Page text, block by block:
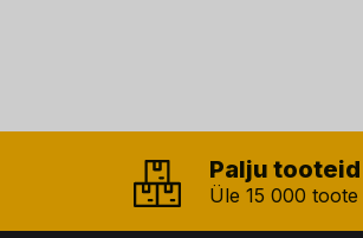
Palju tooteid
Üle 15 000 toote